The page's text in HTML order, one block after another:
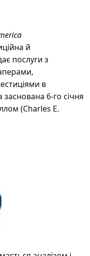
й
послуги з
в
заснована 6-го січня
(Charles E.